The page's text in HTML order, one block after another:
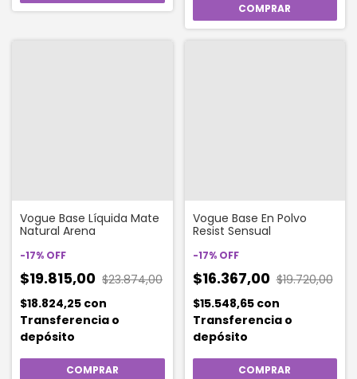
Vogue Base Líquida Mate
Natural Arena
-17% OFF
$19.815,00 $23.874,00
$18.824,25 con
Transferencia o
depósito
Vogue Base En Polvo
Resist Sensual
-17% OFF
$16.367,00 $19.720,00
$15.548,65 con
Transferencia o
depósito